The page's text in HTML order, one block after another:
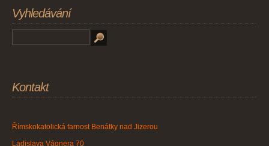
Vyhledávání
Kontakt
Římskokatolická farnost Benátky nad Jizerou
Ladislava Vágnera 70